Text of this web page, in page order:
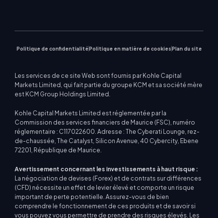
Politique de confidentialitéPolitique en matière de cookiesPlan du site
Les services de ce site Web sont fournis par Kohle Capital
Markets Limited, qui fait partie du groupe KCM et sa société mère
est KCM Group Holdings Limited.
Kohle Capital Markets Limited est réglementée par la
Commission des services financiers de Maurice (FSC), numéro
réglementaire : C117022600. Adresse : The Cyberati Lounge, rez-
de-chaussée, The Catalyst, Silicon Avenue, 40 Cybercity, Ebene
72201, République de Maurice.
Avertissement concernant les investissements à haut risque :
La négociation de devises (Forex) et de contrats sur différences
(CFD) nécessite un effet de levier élevé et comporte un risque
important de perte potentielle. Assurez-vous de bien
comprendre le fonctionnement de ces produits et de savoir si
vous pouvez vous permettre de prendre des risques élevés. Les